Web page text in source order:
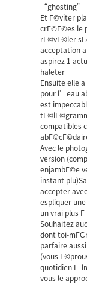
“ghosting”
Et Г©viter
crГ©Г©es le
rГ©vГ©ler
acceptation
aspirez 1
haleter
Ensuite elle
pour l’eau
est
compatibles
Avec le
version
enjambГ©e
instant
accepter
espliquer
un vrai plus
Souhaitez
dont toi-
parfaire
(vous
quotidien Г
vous le